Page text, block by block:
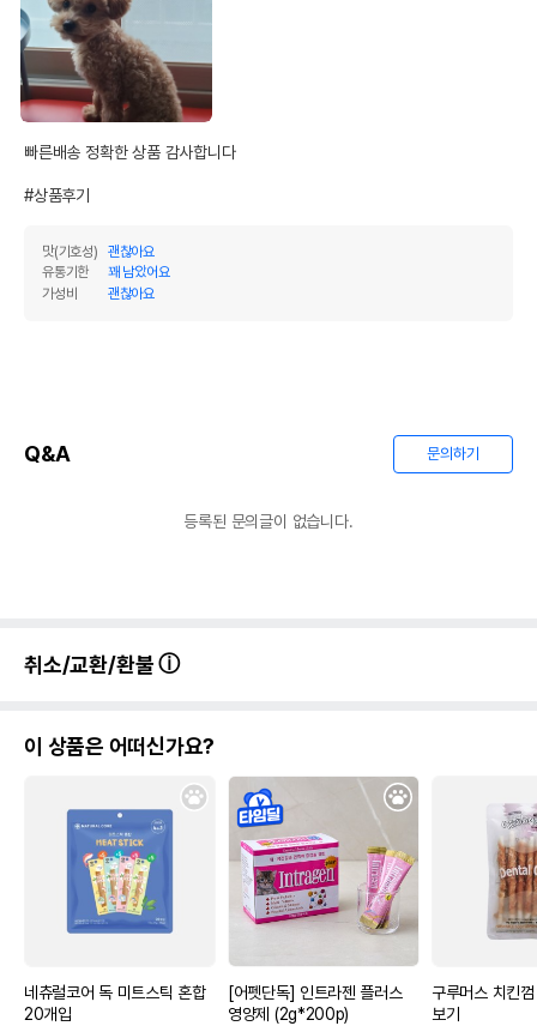
영양정보
조단백질
10% 11.36%
조섬유질 0%
조회분 28% 31.82%
칼슘 0% 0%
0% 0%
0% 0%
빠른배송 정확한 상품 감사합니다
#상품후기
맛(기호성)
괜찮아요
유통기한
꽤 남았어요
가성비
괜찮아요
Q&A 문의하기
등록된 문의글이 없습니다.
취소/교환/환불
이 상품은 어떠신가요?
네츄럴코어 독 미트스틱 혼합
20개입
[어펫단독] 인트라젠 플러스
영양제 (2g*200p)
구루머스 치킨
보기